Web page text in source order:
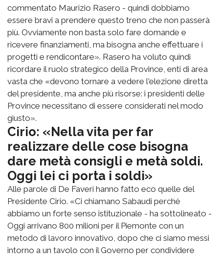
commentato Maurizio Rasero - quindi dobbiamo
essere bravi a prendere questo treno che non passerà
più. Ovviamente non basta solo fare domande e
ricevere finanziamenti, ma bisogna anche effettuare i
progetti e rendicontare». Rasero ha voluto quindi
ricordare il ruolo strategico della Province, enti di area
vasta che «devono tornare a vedere l'elezione diretta
del presidente, ma anche più risorse: i presidenti delle
Province necessitano di essere considerati nel modo
giusto».
Cirio: «Nella vita per far
realizzare delle cose bisogna
dare metà consigli e metà soldi.
Oggi lei ci porta i soldi»
Alle parole di De Faveri hanno fatto eco quelle del
Presidente Cirio. «Ci chiamano Sabaudi perché
abbiamo un forte senso istituzionale - ha sottolineato -
Oggi arrivano 800 milioni per il Piemonte con un
metodo di lavoro innovativo, dopo che ci siamo messi
intorno a un tavolo con il Governo per condividere